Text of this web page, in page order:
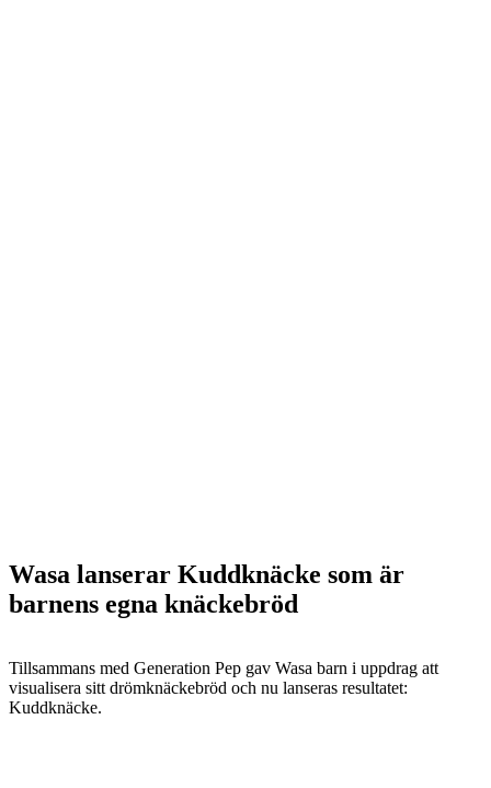
Wasa lanserar Kuddknäcke som är
barnens egna knäckebröd
Tillsammans med Generation Pep gav Wasa barn i uppdrag att
visualisera sitt drömknäckebröd och nu lanseras resultatet:
Kuddknäcke.